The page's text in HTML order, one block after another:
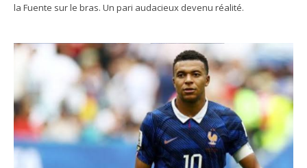
la Fuente sur le bras. Un pari audacieux devenu réalité.